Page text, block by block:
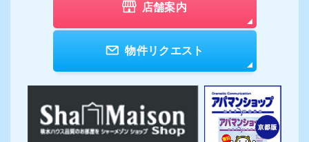
店舗案内
物件リクエスト